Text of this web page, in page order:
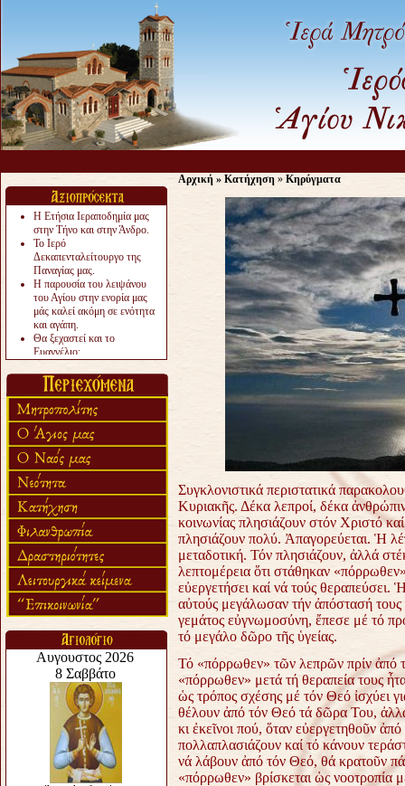
Η Ετήσια Ιεραποδημία μας
στην Τήνο και στην Άνδρο.
Το Ιερό
Δεκαπενταλείτουργο της
Παναγίας μας.
Η παρουσία του λειψάνου
του Αγίου στην ενορία μας
μάς καλεί ακόμη σε ενότητα
και αγάπη.
Θα ξεχαστεί και το
Ευαγγέλιο;
«πολύ αργά».
Ζητείται....
Αρχική » Κατήχηση » Κηρύγματα
Συγκλονιστικά περιστατικά
Κυριακῆς. Δέκα λεπροί, δέκα
κοινωνίας πλησιάζουν στόν Χριστό
πλησιάζουν πολύ. Ἀπαγορεύεται. Ἡ
μεταδοτική. Τόν πλησιάζουν, ἀλλά
λεπτομέρεια ὅτι στάθηκαν
εὐεργετήσει καί νά τούς θεραπεύσει.
αὐτούς μεγάλωσαν τήν ἀπόστασή
γεμάτος εὐγνωμοσύνη, ἔπεσε μέ τό
τό μεγάλο δῶρο τῆς ὑγείας.
Τό «πόρρωθεν» τῶν λεπρῶν πρίν ἀπό
«πόρρωθεν» μετά τή θεραπεία τους
ὡς τρόπος σχέσης μέ τόν Θεό ἰσχύει
θέλουν ἀπό τόν Θεό τά δῶρα Του,
κι ἐκεῖνοι πού, ὅταν εὐεργετηθοῦν
πολλαπλασιάζουν καί τό κάνουν
νά λάβουν ἀπό τόν Θεό, θά κρατοῦν
«πόρρωθεν» βρίσκεται ὡς νοοτροπία